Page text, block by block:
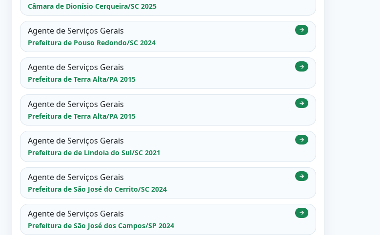
Câmara de Dionísio Cerqueira/SC 2025
Agente de Serviços Gerais
Prefeitura de Pouso Redondo/SC 2024
→
Agente de Serviços Gerais
Prefeitura de Terra Alta/PA 2015
→
Agente de Serviços Gerais
Prefeitura de Terra Alta/PA 2015
→
Agente de Serviços Gerais
Prefeitura de de Lindoia do Sul/SC 2021
→
Agente de Serviços Gerais
Prefeitura de São José do Cerrito/SC 2024
→
Agente de Serviços Gerais
Prefeitura de São José dos Campos/SP 2024
→